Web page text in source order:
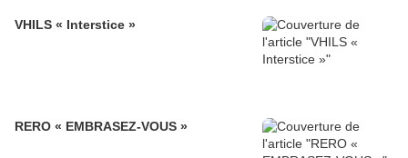
VHILS « Interstice »
RERO « EMBRASEZ-VOUS »